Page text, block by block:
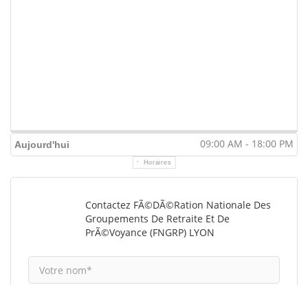
Aujourd'hui 09:00 AM - 18:00 PM
Horaires
Contactez FÃ©dÃ©ration Nationale Des
Groupements De Retraite Et De
PrÃ©voyance (FNGRP) LYON